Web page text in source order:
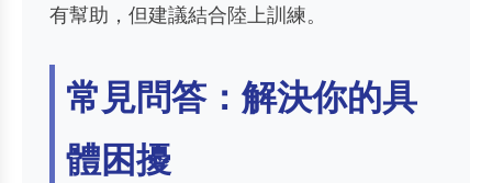
有幫助，但建議結合陸上訓練。
常見問答：解決你的具
體困擾